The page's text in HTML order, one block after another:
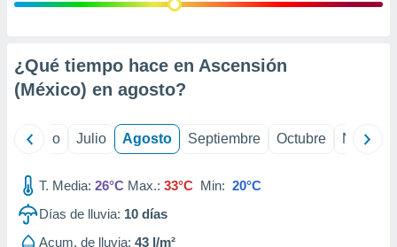
e
mediante
de
¿Qué tiempo hace en Ascensión
(México) en agosto?
Junio Julio Agosto Septiembre Octubre
T. Media: 26°C Max.: 33°C Min: 20°C
Días de lluvia: 10 días
Acum. de lluvia: 43 l/m²